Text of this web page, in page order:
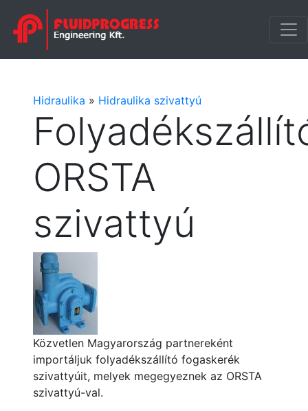
Hidraulika » Hidraulika szivattyú
ORSTA
szivattyú
Közvetlen Magyarország partnereként
importáljuk folyadékszállító fogaskerék
szivattyúit, melyek megegyeznek az ORSTA
szivattyú-val.